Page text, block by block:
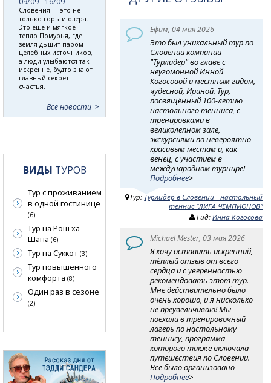
Ефим, 04 мая 2026
Это был уникальный тур по
Словении компании
"Турлидер" во главе с
неугомонной Инной
Когосовой и местным гидом,
чудесной, Ириной. Тур,
посвящённый 100-летию
настольного тенниса, с
тренировками в
великолепном зале,
экскурсиями по невероятно
красивым местам и, как
венец, с участием в
международном турнире!
Подробнее>
Тур: Турлидер в Словении - настольный
теннис "ЛИГА ЧЕМПИОНОВ"
Гид:Инна Когосова
Michael Mester, 03 мая 2026
Я хочу оставить искренний,
тёплый отзыв от всего
сердца и с уверенностью
рекомендовать этот тур.
Мне действительно было
очень хорошо, и я нисколько
не преувеличиваю! Мы
поехали в тренировочный
лагерь по настольному
теннису, программа
которого также включала
путешествия по Словении.
Всё было организовано
Подробнее>
Словения — это не
только горы и озера.
Это еще и мягкое
тепло Помурья, где
земля дышит паром
целебных источников,
а люди улыбаются так
искренне, будто знают
главный секрет
счастья.
Все новости
ВИДЫ ТУРОВ
Тур с проживанием
в одной гостинице
(6)
Тур на Рош ха-
Шана (6)
Тур на Суккот (3)
Тур повышенного
комфорта (8)
Один раз в сезоне
(2)